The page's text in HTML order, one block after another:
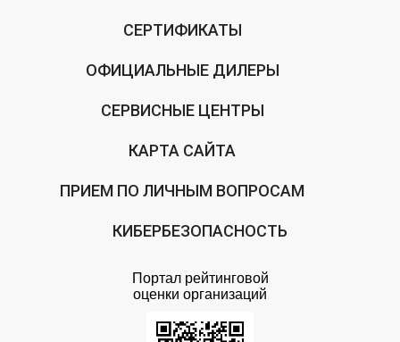
СЕРТИФИКАТЫ
ОФИЦИАЛЬНЫЕ ДИЛЕРЫ
СЕРВИСНЫЕ ЦЕНТРЫ
КАРТА САЙТА
ПРИЕМ ПО ЛИЧНЫМ ВОПРОСАМ
КИБЕРБЕЗОПАСНОСТЬ
Портал рейтинговой
оценки организаций